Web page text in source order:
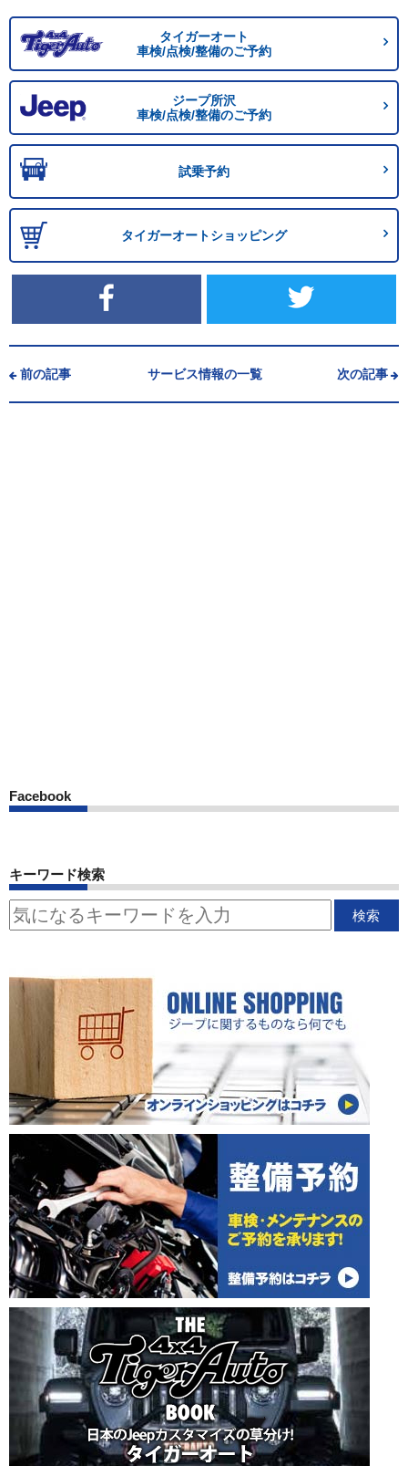
タイガーオート
車検/点検/整備のご予約
ジープ所沢
車検/点検/整備のご予約
試乗予約
タイガーオートショッピング
前の記事 サービス情報の一覧 次の記事
Facebook
キーワード検索